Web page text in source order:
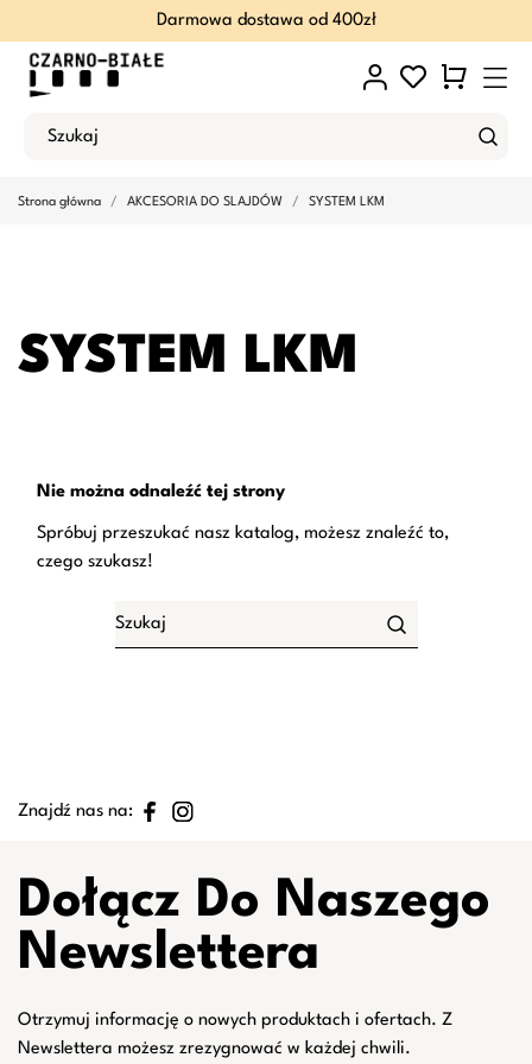
Darmowa dostawa od 400zł
Strona główna AKCESORIA DO SLAJDÓW SYSTEM LKM
SYSTEM LKM
Nie można odnaleźć tej strony
Spróbuj przeszukać nasz katalog, możesz znaleźć to,
czego szukasz!
Znajdź nas na:
Dołącz Do Naszego
Newslettera
Otrzymuj informację o nowych produktach i ofertach. Z
Newslettera możesz zrezygnować w każdej chwili.